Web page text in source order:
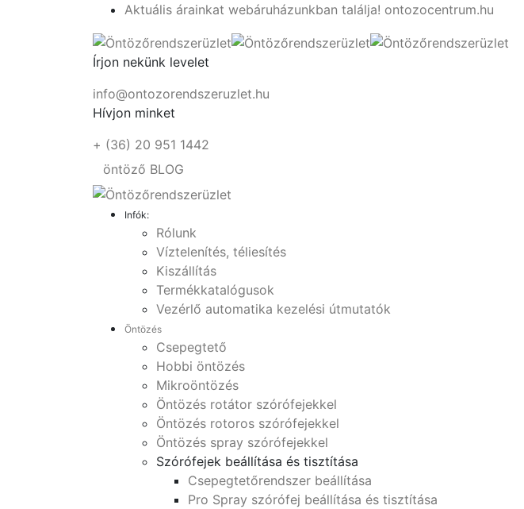
Aktuális árainkat webáruházunkban találja! ontozocentrum.hu
Írjon nekünk levelet
info@ontozorendszeruzlet.hu
Hívjon minket
+ (36) 20 951 1442
öntöző BLOG
Infók:
Rólunk
Víztelenítés, téliesítés
Kiszállítás
Termékkatalógusok
Vezérlő automatika kezelési útmutatók
Öntözés
Csepegtető
Hobbi öntözés
Mikroöntözés
Öntözés rotátor szórófejekkel
Öntözés rotoros szórófejekkel
Öntözés spray szórófejekkel
Szórófejek beállítása és tisztítása
Csepegtetőrendszer beállítása
Pro Spray szórófej beállítása és tisztítása